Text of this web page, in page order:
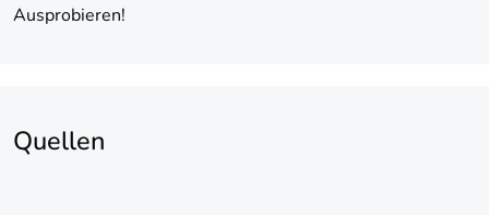
Ausprobieren!
Quellen